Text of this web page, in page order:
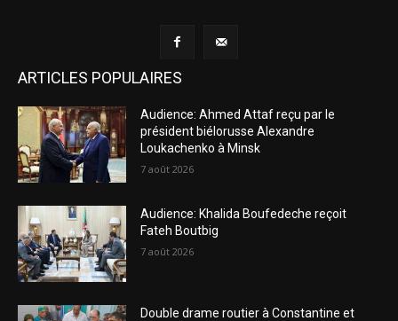
ARTICLES POPULAIRES
Audience: Ahmed Attaf reçu par le
président biélorusse Alexandre
Loukachenko à Minsk
7 août 2026
Audience: Khalida Boufedeche reçoit
Fateh Boutbig
7 août 2026
Double drame routier à Constantine et